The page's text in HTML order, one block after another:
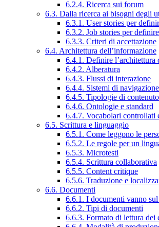
6.2.4. Ricerca sui forum
6.3. Dalla ricerca ai bisogni degli
6.3.1. User stories per
6.3.2. Job stories per
6.3.3. Criteri di accettazione
6.4. Architettura dell’informazione
6.4.1. Definire l’architettura
6.4.2. Alberatura
6.4.3. Flussi di interazione
6.4.4. Sistemi di navigazione
6.4.5. Tipologie di
6.4.6. Ontologie e standard
6.4.7. Vocabolari controllati
6.5. Scrittura e linguaggio
6.5.1. Come leggono le
6.5.2. Le regole per un
6.5.3. Microtesti
6.5.4. Scrittura collaborativa
6.5.5. Content critique
6.5.6. Traduzione e
6.6. Documenti
6.6.1. I documenti vanno
6.6.2. Tipi di documenti
6.6.3. Formato di lettura dei